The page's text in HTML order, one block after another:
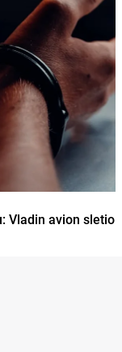
Vladin avion sletio